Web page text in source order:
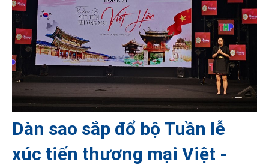
Dàn sao sắp đổ bộ Tuần lễ
xúc tiến thương mại Việt -